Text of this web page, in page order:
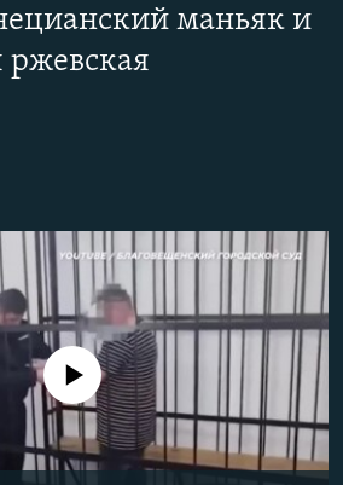
РАССЫЛКУ
маньяк и
ржевская
source currently available